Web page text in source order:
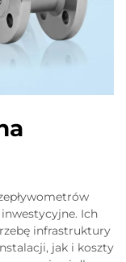
Ich
infrastruktury
jak i koszty